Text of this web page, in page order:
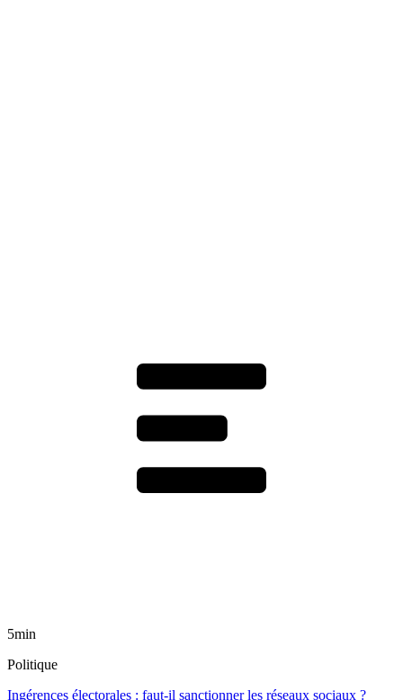
5min
Politique
Ingérences électorales : faut-il sanctionner les réseaux sociaux ?